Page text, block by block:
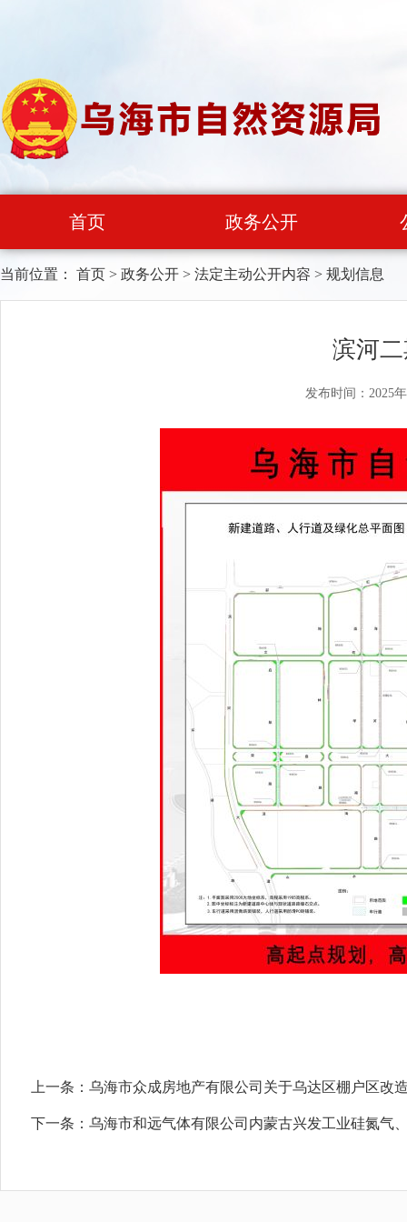
首页 政务公开
当前位置： 首页 > 政务公开 > 法定主动公开内容 > 规划信息
滨河
发布时间：2025
上一条： 乌海市众成房地产有限公司关于乌达区棚户区改
下一条： 乌海市和远气体有限公司内蒙古兴发工业硅氮气